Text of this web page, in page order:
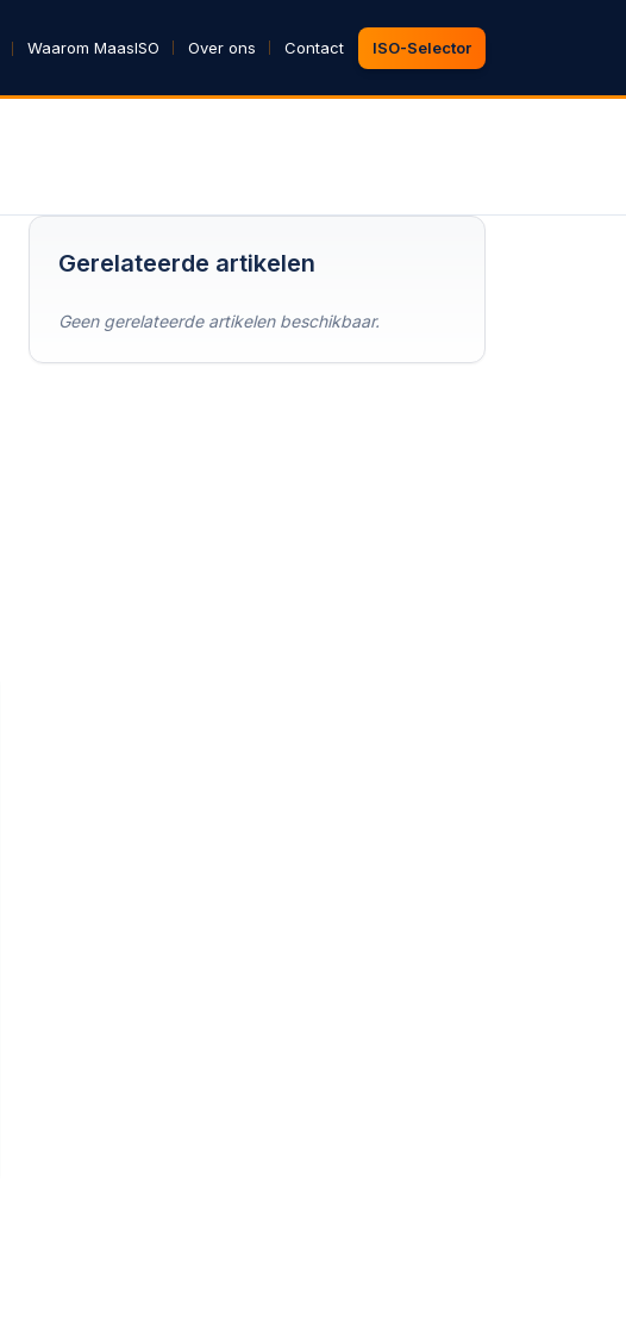
Waarom MaasISO Over ons Contact ISO-Selector
Gerelateerde artikelen
Geen gerelateerde artikelen beschikbaar.